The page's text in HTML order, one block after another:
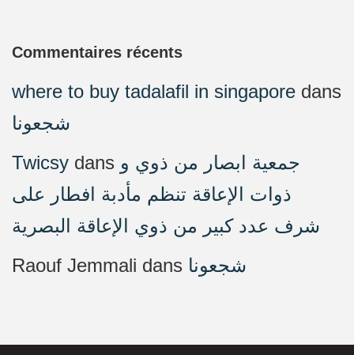
Commentaires récents
where to buy tadalafil in singapore dans
شجعونا
Twicsy dans جمعية ابصار من ذوي و
ذوات الإعاقة تنظم مأدبة افطار على
شرف عدد كبير من ذوي الإعاقة البصرية
Raouf Jemmali dans شجعونا